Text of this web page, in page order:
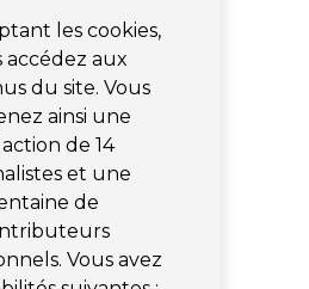
les cookies,
accédez aux
du site. Vous
ainsi une
de 14
et une
de
Vous avez